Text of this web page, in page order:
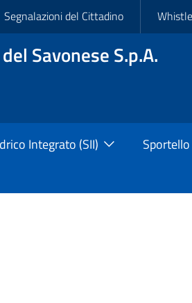
Segnalazioni del Cittadino
Savonese S.p.A.
Integrato (SII)